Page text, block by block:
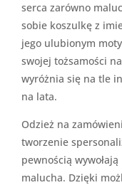
serca zarówno
sobie koszulkę z
jego ulubionym
swojej tożsamości
wyróżnia się na tle
na lata.
Odzież na
tworzenie
pewnością
malucha. Dzięki